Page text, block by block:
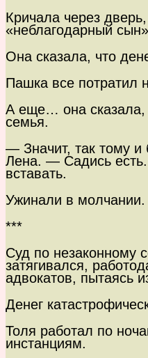
Кричала через
«неблагодарный
Она сказала, что
Пашка все потратил
А еще… она
семья.
— Значит, так тому и
Лена. — Садись
вставать.
Ужинали в молчании.
***
Суд по незаконному
затягивался,
адвокатов, пытаясь
Денег
Толя работал по
инстанциям.